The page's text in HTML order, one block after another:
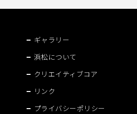
ギャラリー
浜松について
クリエイティブコア
リンク
プライバシーポリシー